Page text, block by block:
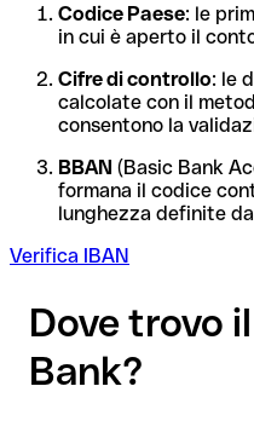
Codice Paese: le
in cui è aperto il
Cifre di controllo: le
calcolate con il
consentono la
BBAN (Basic Bank
formana il codice
lunghezza definite
Verifica IBAN
Dove trovo
Bank?